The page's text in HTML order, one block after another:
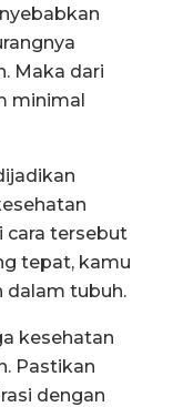
Maka dari
minimal
cara tersebut
tepat, kamu
dalam tubuh.
kesehatan
Pastikan
dengan